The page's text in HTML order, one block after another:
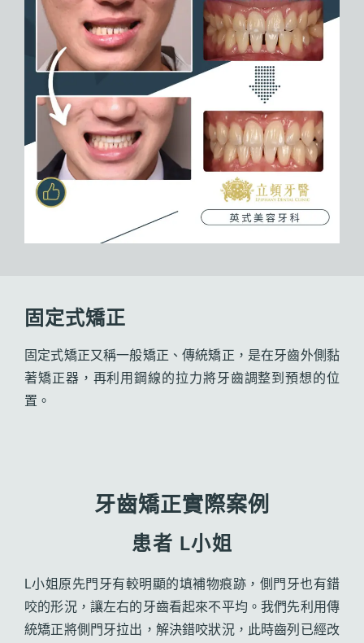
固定式矯正
固定式矯正又稱一般矯正、傳統矯正，是在牙齒外側黏
著矯正器，再利用鋼線的拉力將牙齒調整到預想的位
置。
牙齒矯正實際案例
患者 L小姐
L小姐原先門牙有較明顯的填補物痕跡，側門牙也有錯
咬的形況，讓左右的牙齒看起來不平均。我們先利用傳
統矯正將側門牙拉出，解決錯咬狀況，此時齒列已經改